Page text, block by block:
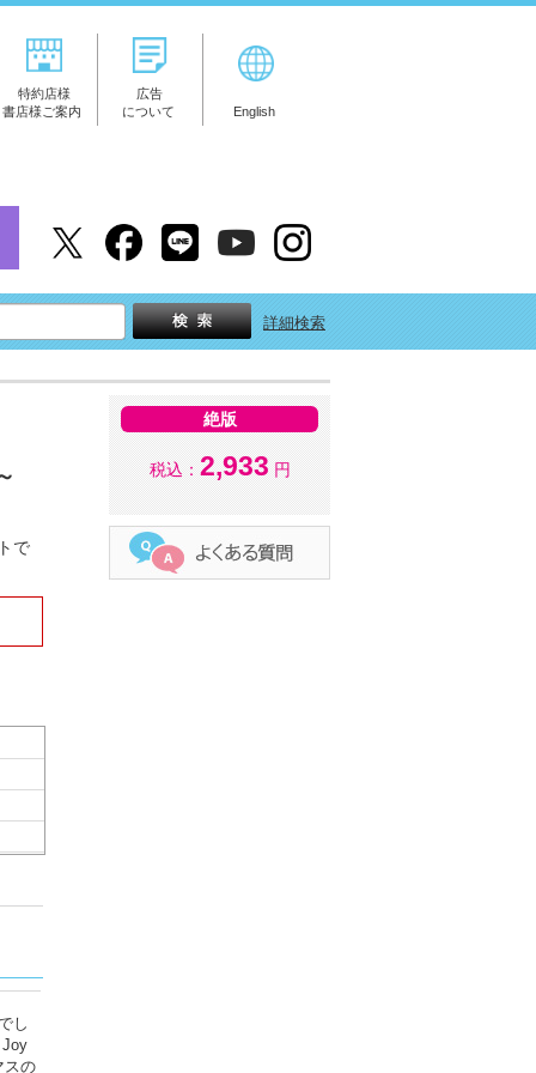
特約店様
書店様ご案内
広告
について
English
詳細検索
で
し
Joy
スの
絶版
税込： 2,933 円